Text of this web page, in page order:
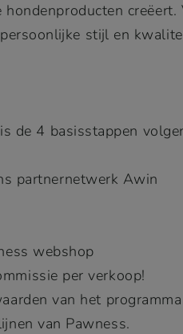
stijl en
de 4 basisstappen
partnernetwerk Awin
webshop
per verkoop!
van het
van Pawness.